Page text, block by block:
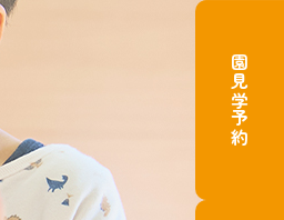
園見学予約